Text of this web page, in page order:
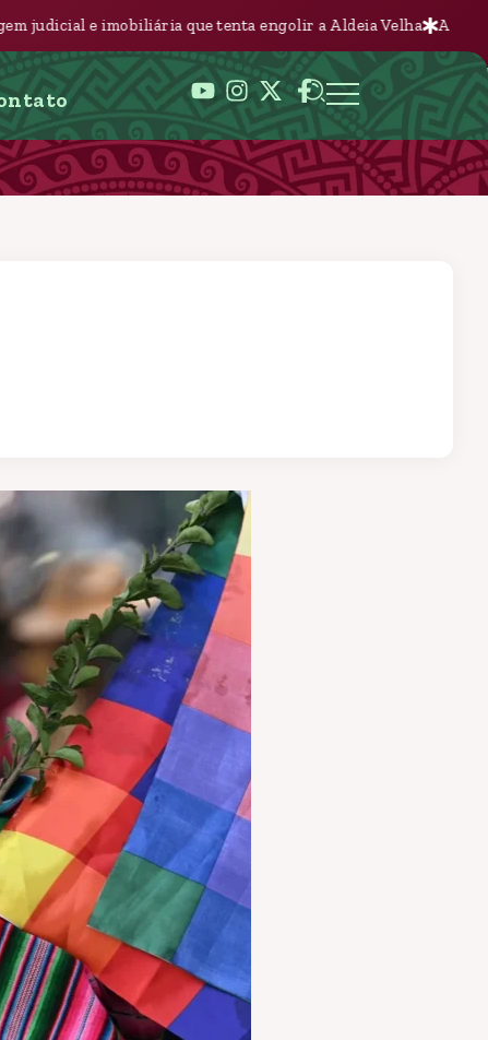
que tenta engolir a Aldeia Velha A Nova Batalha pela Terra